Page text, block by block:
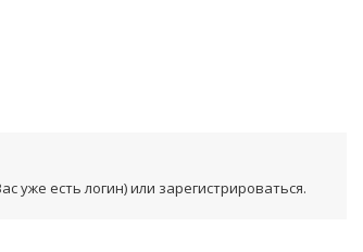
уже есть логин) или зарегистрироваться.